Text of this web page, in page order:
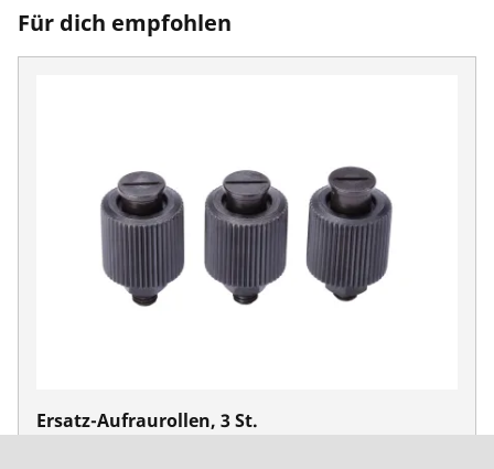
Für dich empfohlen
Ersatz-Aufraurollen, 3 St.